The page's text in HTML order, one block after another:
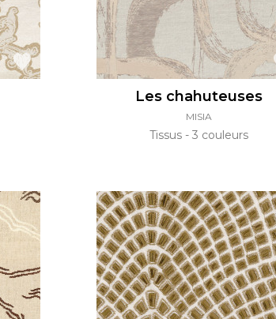
Les chahuteuses
MISIA
Tissus 3 couleurs